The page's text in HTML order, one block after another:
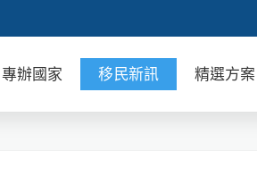
專辦國家 移民新訊 精選方案